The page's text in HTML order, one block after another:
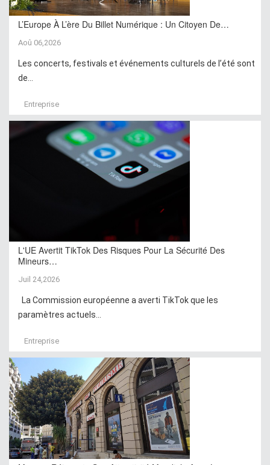
L’Europe À L’ère Du Billet Numérique : Un Citoyen De…
Aoû 06,2026
Les concerts, festivals et événements culturels de l’été sont
de...
Entreprise
L'UE Avertit TikTok Des Risques Pour La Sécurité Des
Mineurs…
Juil 24,2026
La Commission européenne a averti TikTok que les
paramètres actuels...
Entreprise